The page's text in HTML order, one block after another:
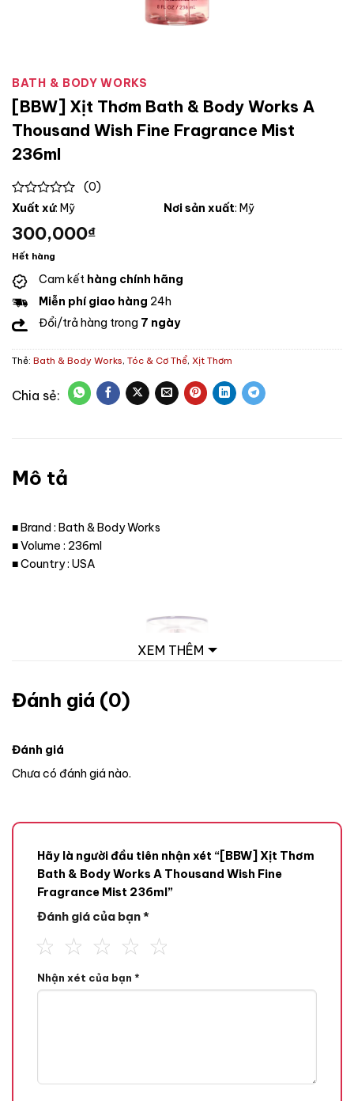
BATH & BODY WORKS
[BBW] Xịt Thơm Bath & Body Works A
Thousand Wish Fine Fragrance Mist
236ml
0
of
5
(0)
Xuất xứ: Mỹ Nơi sản xuất: Mỹ
300,000₫
Hết hàng
Cam kết hàng chính hãng
Miễn phí giao hàng 24h
Đổi/trả hàng trong 7 ngày
Thẻ: Bath & Body Works, Tóc & Cơ Thể, Xịt Thơm
Mô tả
■ Brand : Bath & Body Works
■ Volume : 236ml
■ Country : USA
XEM THÊM
Đánh giá (0)
Đánh giá
Chưa có đánh giá nào.
Hãy là người đầu tiên nhận xét “[BBW] Xịt Thơm
Bath & Body Works A Thousand Wish Fine
Fragrance Mist 236ml”
Đánh giá của bạn*
Nhận xét của bạn *